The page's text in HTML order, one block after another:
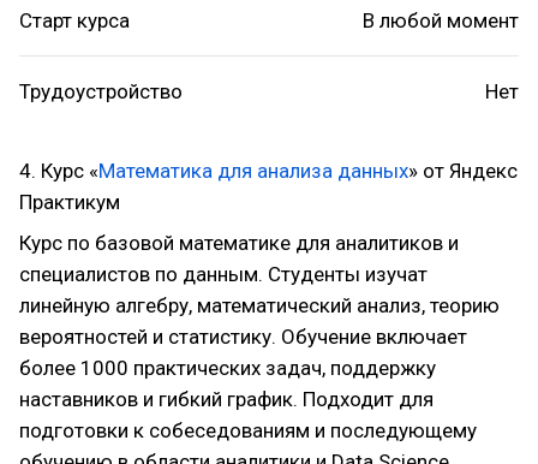
Старт курса В любой момент
Трудоустройство Нет
4. Курс «Математика для анализа данных» от Яндекс
Практикум
Курс по базовой математике для аналитиков и
специалистов по данным. Студенты изучат
линейную алгебру, математический анализ, теорию
вероятностей и статистику. Обучение включает
более 1000 практических задач, поддержку
наставников и гибкий график. Подходит для
подготовки к собеседованиям и последующему